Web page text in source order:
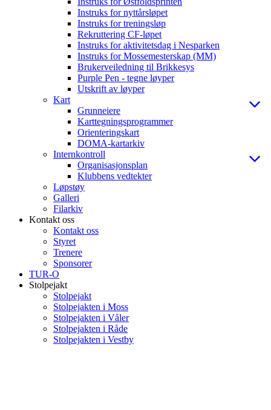
Instruks for nyttårsløpet
Instruks for treningsløp
Rekruttering CF-løpet
Instruks for aktivitetsdag i Nesparken
Instruks for Mossemesterskap (MM)
Brukerveiledning til Brikkesys
Purple Pen - tegne løyper
Utskrift av løyper
Kart
Grunneiere
Karttegningsprogrammer
Orienteringskart
DOMA-kartarkiv
Internkontroll
Organisasjonsplan
Klubbens vedtekter
Løpstøy
Galleri
Filarkiv
Kontakt oss
Kontakt oss
Styret
Trenere
Sponsorer
TUR-O
Stolpejakt
Stolpejakt
Stolpejakten i Moss
Stolpejakten i Våler
Stolpejakten i Råde
Stolpejakten i Vestby